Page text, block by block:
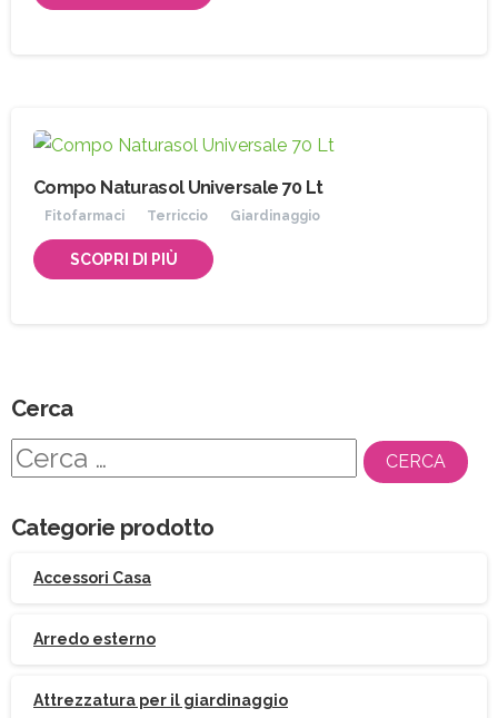
Compo Naturasol Universale 70 Lt
Fitofarmaci Terriccio Giardinaggio
SCOPRI DI PIÙ
Cerca
Ricerca
Categorie prodotto
Accessori Casa
Arredo esterno
Attrezzatura per il giardinaggio